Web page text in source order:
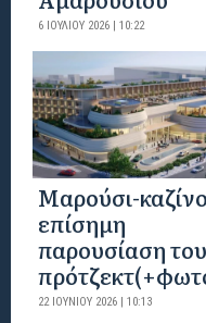
6 ΙΟΥΛΊΟΥ 2026 | 10:22
Mαρούσι-
επίσημη
παρουσίαση του
22 ΙΟΥΝΊΟΥ 2026 | 10:13